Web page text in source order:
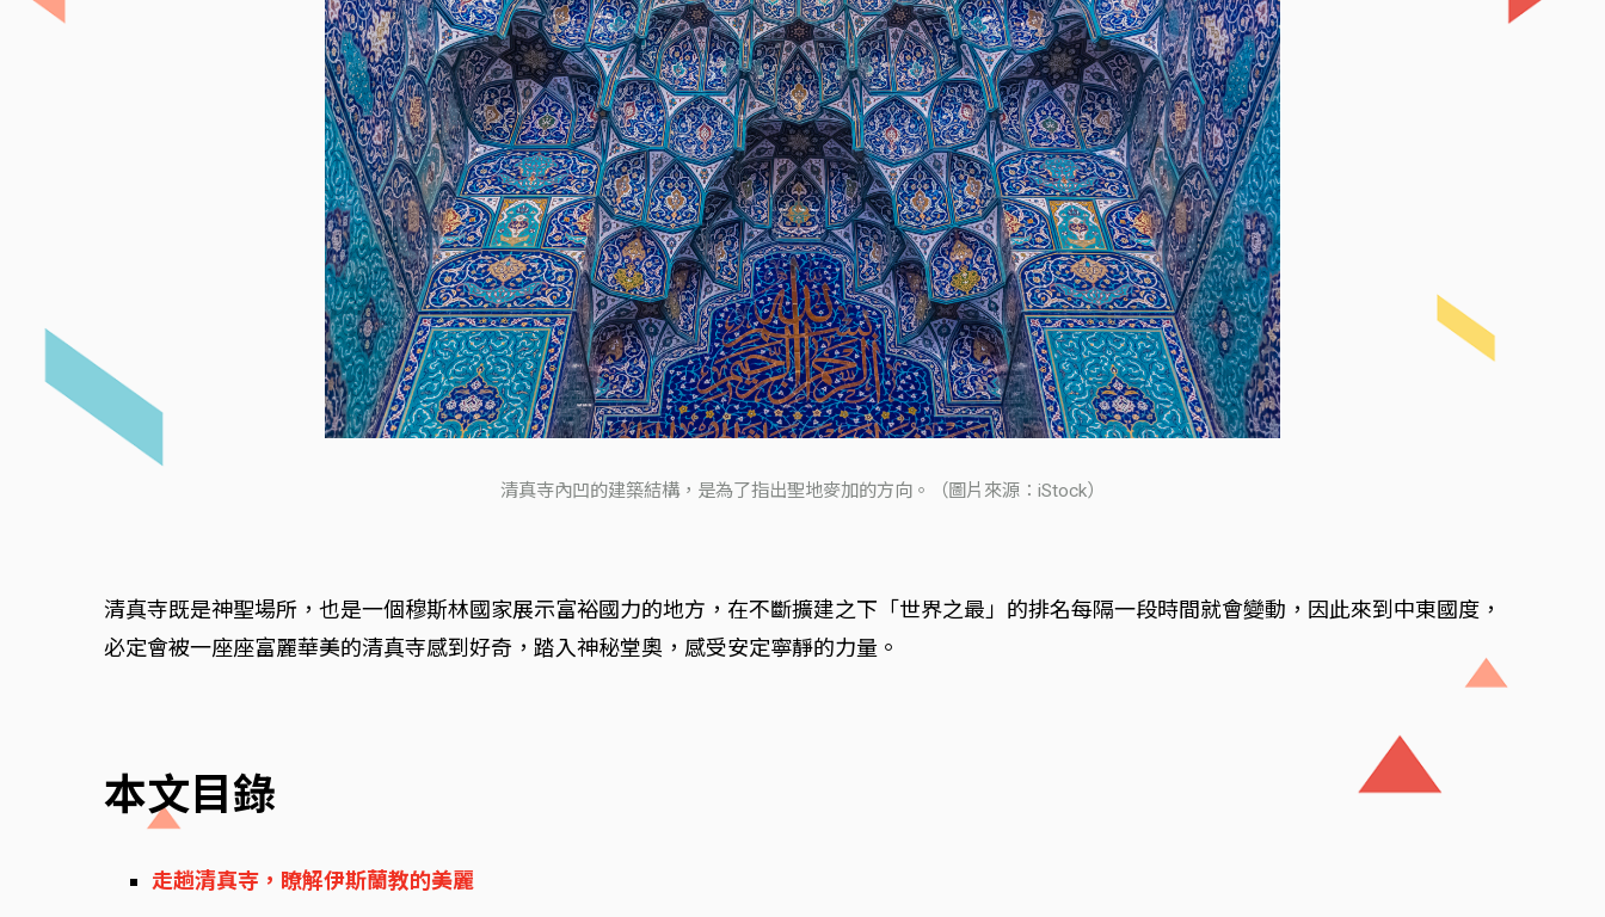
清真寺內凹的建築結構，是為了指出聖地麥加的方向。（圖片來源：iStock）
清真寺既是神聖場所，也是一個穆斯林國家展示富裕國力的地方，在不斷擴建之下「世界之最」的排名每隔一段時間就會變動，因此來到中東國度，
必定會被一座座富麗華美的清真寺感到好奇，踏入神秘堂奧，感受安定寧靜的力量。
本文目錄
走趟清真寺，瞭解伊斯蘭教的美麗